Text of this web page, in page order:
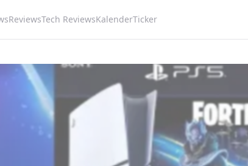
ReviewsTech ReviewsKalenderTicker